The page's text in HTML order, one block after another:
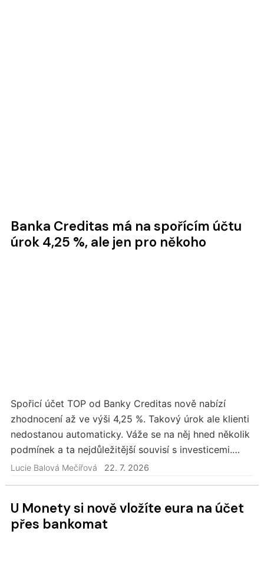
Banka Creditas má na spořícím účtu
úrok 4,25 %, ale jen pro někoho
Spořicí účet TOP od Banky Creditas nově nabízí
zhodnocení až ve výši 4,25 %. Takový úrok ale klienti
nedostanou automaticky. Váže se na něj hned několik
podmínek a ta nejdůležitější souvisí s investicemi.
Vyšší úrok získají investující klienti…
Lucie Balová Mečířová 22. 7. 2026
U Monety si nově vložíte eura na účet
přes bankomat